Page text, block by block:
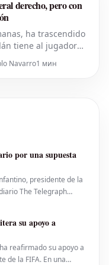
derecho, pero con
ha trascendido
tiene al jugador
de deseos para
Navarro1 мин
por una supuesta
presidente de la
The Telegraph
considerable de
su apoyo a
reafirmado su apoyo a
de la FIFA. En una